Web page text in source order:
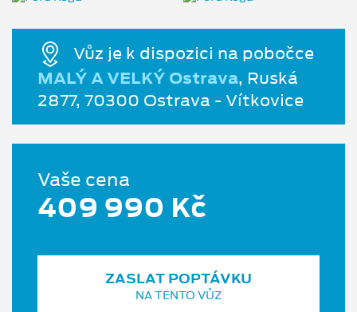
Vůz je k dispozici na pobočce
MALÝ A VELKÝ Ostrava, Ruská
2877, 70300 Ostrava - Vítkovice
Vaše cena
409 990 Kč
ZASLAT POPTÁVKU
NA TENTO VŮZ